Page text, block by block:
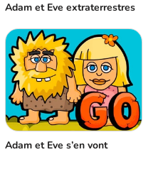
Adam et Eve extraterrestres
Adam et Eve s’en vont